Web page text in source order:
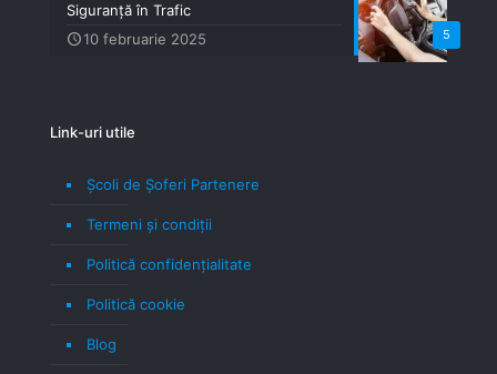
5
Siguranță în Trafic
10 februarie 2025
Link-uri utile
Școli de Șoferi Partenere
Termeni şi condiţii
Politică confidenţialitate
Politică cookie
Blog